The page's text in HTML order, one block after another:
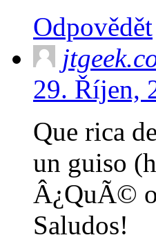
Odpovědět
29. Říjen,
Que rica
un guiso
Â¿QuÃ©
Saludos!